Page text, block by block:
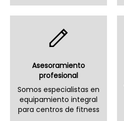
Asesoramiento
profesional
Somos especialistas en
equipamiento integral
para centros de fitness